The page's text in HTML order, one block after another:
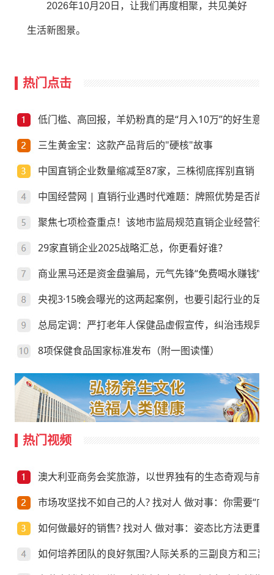
2026年10月20日，让我们再度相聚，共见美好
生活新图景。
热门点击
低门槛、高回报，羊奶粉真的是“月入10万”的好生意？
三生黄金宝：这款产品背后的"硬核"故事
中国直销企业数量缩减至87家，三株彻底挥别直销
中国经营网 | 直销行业遇时代难题：牌照优势是否尚存
聚焦七项检查重点！该地市监局规范直销企业经营行为
29家直销企业2025战略汇总，你更看好谁？
商业黑马还是资金盘骗局，元气先锋“免费喝水赚钱”靠
央视3·15晚会曝光的这两起案例，也要引起行业的足
总局定调：严打老年人保健品虚假宣传，纠治违规异
8项保健食品国家标准发布（附一图读懂）
热门视频
澳大利亚商务会奖旅游，以世界独有的生态奇观与前
市场攻坚找不如自己的人? 找对人 做对事：你需要“向
如何做最好的销售? 找对人 做对事：姿态比方法更重要!
如何培养团队的良好氛围?人际关系的三副良方和三副